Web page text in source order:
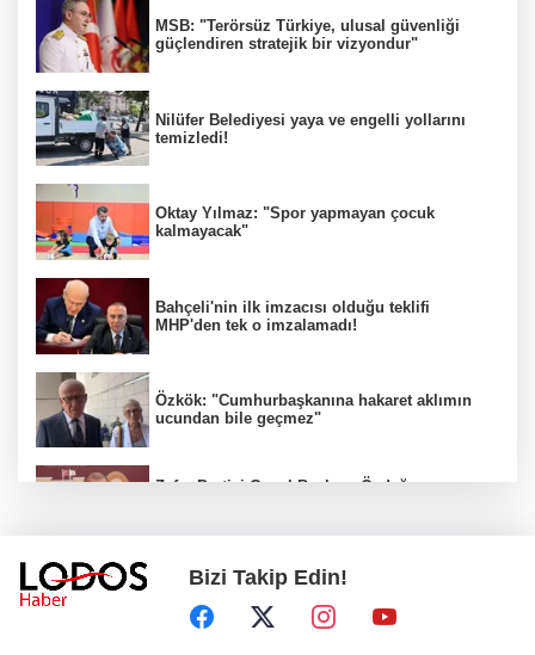
MSB: "Terörsüz Türkiye, ulusal güvenliği
güçlendiren stratejik bir vizyondur"
Nilüfer Belediyesi yaya ve engelli yollarını
temizledi!
Oktay Yılmaz: "Spor yapmayan çocuk
kalmayacak"
Bahçeli'nin ilk imzacısı olduğu teklifi
MHP'den tek o imzalamadı!
Özkök: "Cumhurbaşkanına hakaret aklımın
ucundan bile geçmez"
Zafer Partisi Genel Başkanı Özdağ:
Müsavat Dervişoğlu Balıkesir'e "Bayrak
Kaldırıyorum" Mitingi çağrısında bulundu!
Bizi Takip Edin!